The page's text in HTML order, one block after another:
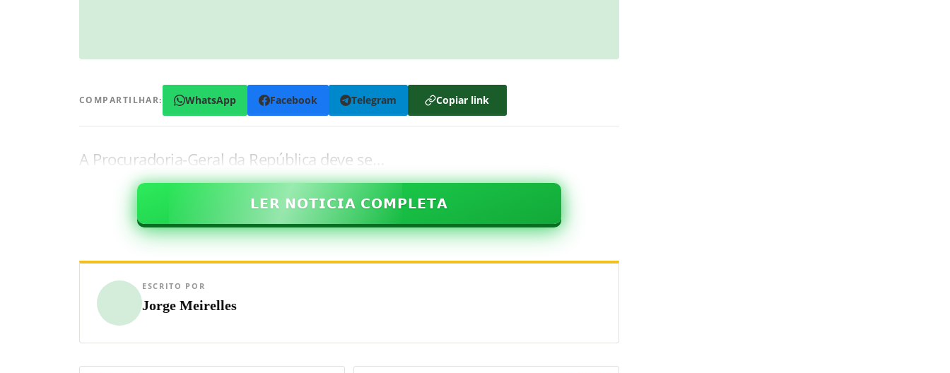
COMPARTILHAR: WhatsApp Facebook Telegram Copiar link
A Procuradoria-Geral da República deve se…
𝗟𝗘𝗥 𝗡𝗢𝗧𝗜𝗖𝗜𝗔 𝗖𝗢𝗠𝗣𝗟𝗘𝗧𝗔
ESCRITO POR
Jorge Meirelles